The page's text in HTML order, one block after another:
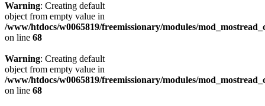
Warning: Creating default
object from empty value in
/www/htdocs/w0065819/freemissionary/modules/
on line 68
Warning: Creating default
object from empty value in
/www/htdocs/w0065819/freemissionary/modules/
on line 68